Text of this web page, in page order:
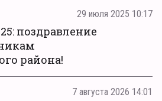
29 июля 2025 10:17
поздравление
района!
7 августа 2026 14:01